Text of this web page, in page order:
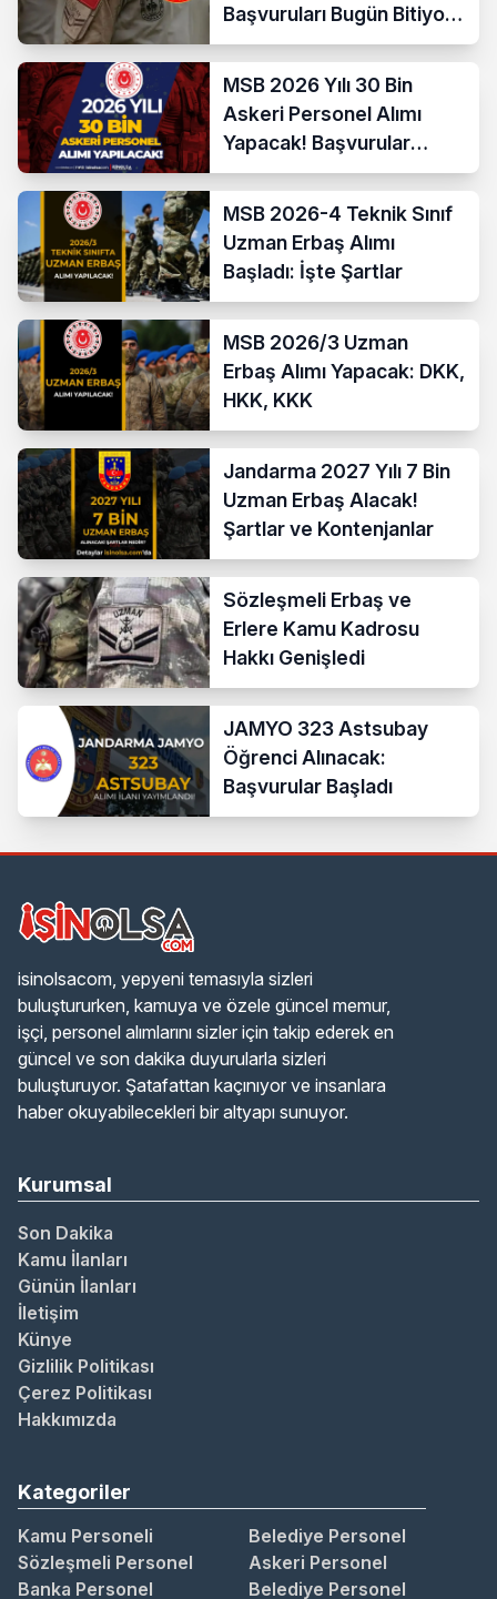
Başvuruları Bugün Bitiyor!
İşte Şartlar ve
MSB 2026 Yılı 30 Bin
Askeri Personel Alımı
Yapacak! Başvurular
Başladı
MSB 2026-4 Teknik Sınıf
Uzman Erbaş Alımı
Başladı: İşte Şartlar
MSB 2026/3 Uzman
Erbaş Alımı Yapacak: DKK,
HKK, KKK
Jandarma 2027 Yılı 7 Bin
Uzman Erbaş Alacak!
Şartlar ve Kontenjanlar
Sözleşmeli Erbaş ve
Erlere Kamu Kadrosu
Hakkı Genişledi
JAMYO 323 Astsubay
Öğrenci Alınacak:
Başvurular Başladı
isinolsacom, yepyeni temasıyla sizleri
buluştururken, kamuya ve özele güncel memur,
işçi, personel alımlarını sizler için takip ederek en
güncel ve son dakika duyurularla sizleri
buluşturuyor. Şatafattan kaçınıyor ve insanlara
haber okuyabilecekleri bir altyapı sunuyor.
Kurumsal
Son Dakika
Kamu İlanları
Günün İlanları
İletişim
Künye
Gizlilik Politikası
Çerez Politikası
Hakkımızda
Kategoriler
Kamu Personeli
Belediye Personel
Sözleşmeli Personel
Askeri Personel
Banka Personel
Belediye Personel